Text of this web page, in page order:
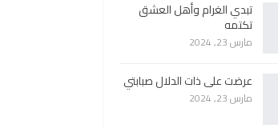
تبدي الغرام وأهل العشق
تكتمه
مارس 23, 2024
عرضت على ذات الدلال صبابتي
مارس 23, 2024